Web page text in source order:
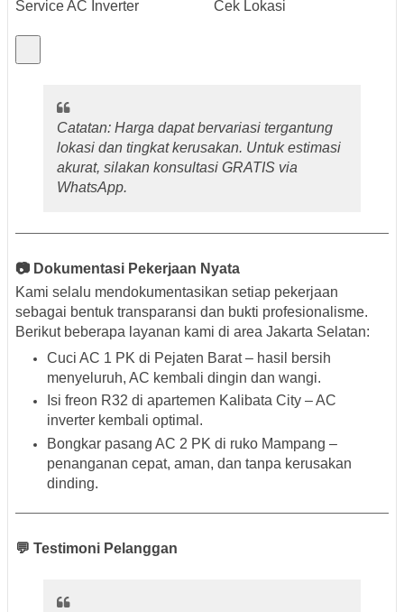
Service AC Inverter
Cek Lokasi
Catatan: Harga dapat bervariasi tergantung
lokasi dan tingkat kerusakan. Untuk estimasi
akurat, silakan konsultasi GRATIS via
WhatsApp.
📷 Dokumentasi Pekerjaan Nyata
Kami selalu mendokumentasikan setiap pekerjaan
sebagai bentuk transparansi dan bukti profesionalisme.
Berikut beberapa layanan kami di area Jakarta Selatan:
Cuci AC 1 PK di Pejaten Barat – hasil bersih
menyeluruh, AC kembali dingin dan wangi.
Isi freon R32 di apartemen Kalibata City – AC
inverter kembali optimal.
Bongkar pasang AC 2 PK di ruko Mampang –
penanganan cepat, aman, dan tanpa kerusakan
dinding.
💬 Testimoni Pelanggan